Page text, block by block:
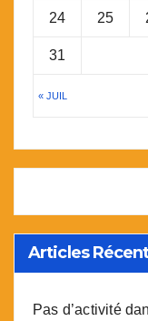
« JUIL
24 25
31
Articles
Pas d’activité